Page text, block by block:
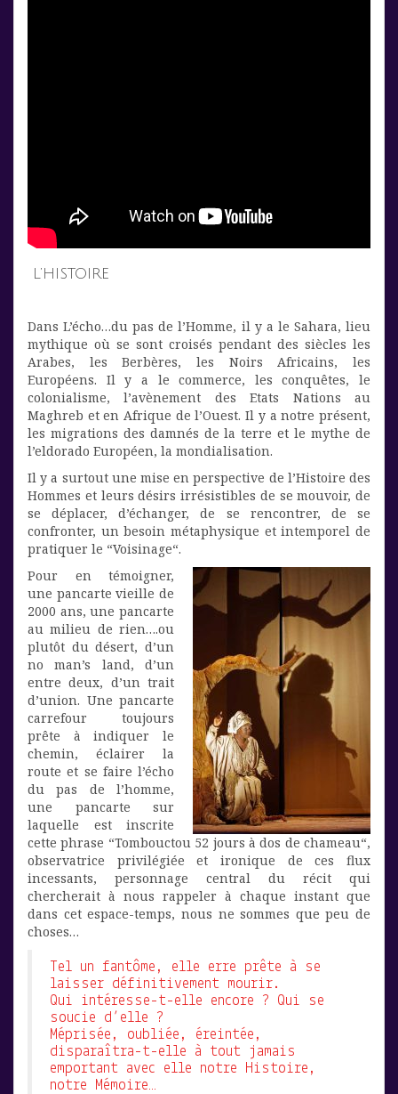
L’HISTOIRE
Dans L’écho…du pas de l’Homme, il y a le Sahara, lieu
mythique où se sont croisés pendant des siècles les
Arabes, les Berbères, les Noirs Africains, les
Européens. Il y a le commerce, les conquêtes, le
colonialisme, l’avènement des Etats Nations au
Maghreb et en Afrique de l’Ouest. Il y a notre présent,
les migrations des damnés de la terre et le mythe de
l’eldorado Européen, la mondialisation.
Il y a surtout une mise en perspective de l’Histoire des
Hommes et leurs désirs irrésistibles de se mouvoir, de
se déplacer, d’échanger, de se rencontrer, de se
confronter, un besoin métaphysique et intemporel de
pratiquer le “Voisinage“.
Pour en témoigner,
une pancarte vieille de
2000 ans, une pancarte
au milieu de rien….ou
plutôt du désert, d’un
no man’s land, d’un
entre deux, d’un trait
d’union. Une pancarte
carrefour toujours
prête à indiquer le
chemin, éclairer la
route et se faire l’écho
du pas de l’homme,
une pancarte sur
laquelle est inscrite
cette phrase “Tombouctou 52 jours à dos de chameau“,
observatrice privilégiée et ironique de ces flux
incessants, personnage central du récit qui
chercherait à nous rappeler à chaque instant que
dans cet espace-temps, nous ne sommes que peu de
choses…
Tel un fantôme, elle erre prête à se
laisser définitivement mourir.
Qui intéresse-t-elle encore ? Qui se
soucie d’elle ?
Méprisée, oubliée, éreintée,
disparaîtra-t-elle à tout jamais
emportant avec elle notre Histoire,
notre Mémoire…